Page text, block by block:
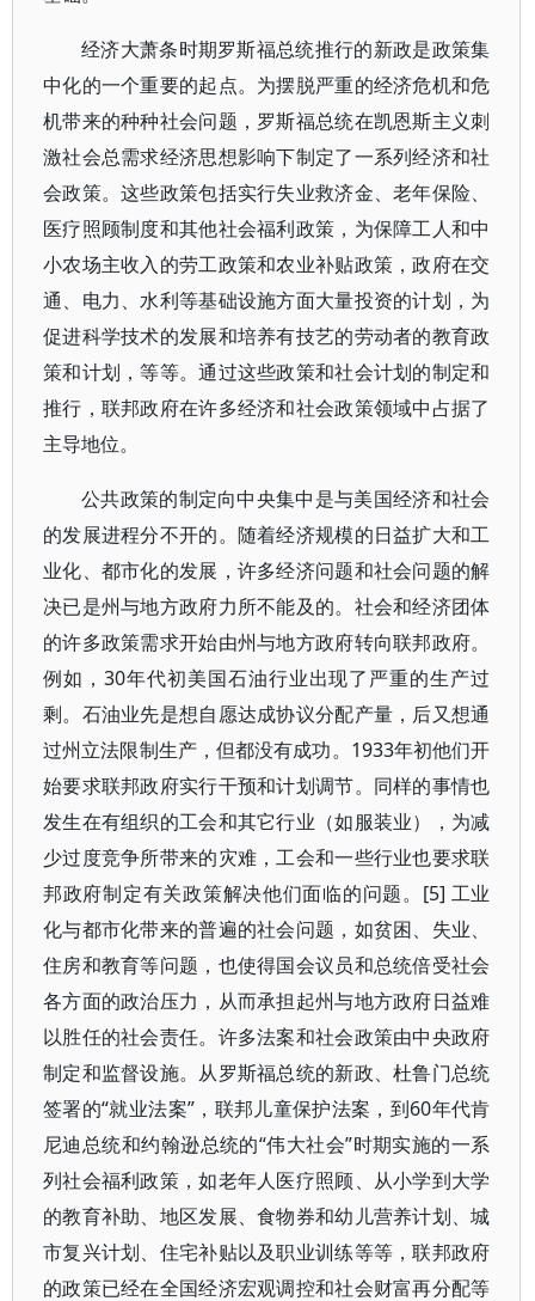
经济大萧条时期罗斯福总统推行的新政是政策集
中化的一个重要的起点。为摆脱严重的经济危机和危
机带来的种种社会问题，罗斯福总统在凯恩斯主义刺
激社会总需求经济思想影响下制定了一系列经济和社
会政策。这些政策包括实行失业救济金、老年保险、
医疗照顾制度和其他社会福利政策，为保障工人和中
小农场主收入的劳工政策和农业补贴政策，政府在交
通、电力、水利等基础设施方面大量投资的计划，为
促进科学技术的发展和培养有技艺的劳动者的教育政
策和计划，等等。通过这些政策和社会计划的制定和
推行，联邦政府在许多经济和社会政策领域中占据了
主导地位。
公共政策的制定向中央集中是与美国经济和社会
的发展进程分不开的。随着经济规模的日益扩大和工
业化、都市化的发展，许多经济问题和社会问题的解
决已是州与地方政府力所不能及的。社会和经济团体
的许多政策需求开始由州与地方政府转向联邦政府。
例如，30年代初美国石油行业出现了严重的生产过
剩。石油业先是想自愿达成协议分配产量，后又想通
过州立法限制生产，但都没有成功。1933年初他们开
始要求联邦政府实行干预和计划调节。同样的事情也
发生在有组织的工会和其它行业（如服装业），为减
少过度竞争所带来的灾难，工会和一些行业也要求联
邦政府制定有关政策解决他们面临的问题。[5] 工业
化与都市化带来的普遍的社会问题，如贫困、失业、
住房和教育等问题，也使得国会议员和总统倍受社会
各方面的政治压力，从而承担起州与地方政府日益难
以胜任的社会责任。许多法案和社会政策由中央政府
制定和监督设施。从罗斯福总统的新政、杜鲁门总统
签署的“就业法案”，联邦儿童保护法案，到60年代肯
尼迪总统和约翰逊总统的“伟大社会”时期实施的一系
列社会福利政策，如老年人医疗照顾、从小学到大学
的教育补助、地区发展、食物券和幼儿营养计划、城
市复兴计划、住宅补贴以及职业训练等等，联邦政府
的政策已经在全国经济宏观调控和社会财富再分配等